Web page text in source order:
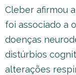
Cleber afirmou
foi associado a
doenças
distúrbios
alterações